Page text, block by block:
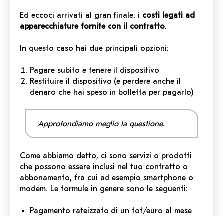
Ed eccoci arrivati al gran finale: i costi legati ad
apparecchiature fornite con il contratto.
In questo caso hai due principali opzioni:
Pagare subito e tenere il dispositivo
Restituire il dispositivo (e perdere anche il
denaro che hai speso in bolletta per pagarlo)
Approfondiamo meglio la questione.
Come abbiamo detto, ci sono servizi o prodotti
che possono essere inclusi nel tuo contratto o
abbonamento, fra cui ad esempio smartphone o
modem. Le formule in genere sono le seguenti:
Pagamento rateizzato di un tot/euro al mese